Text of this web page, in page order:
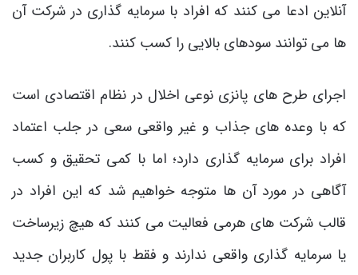
آنلاین ادعا می کنند که افراد با سرمایه گذاری در شرکت آن
ها می توانند سودهای بالایی را کسب کنند.
اجرای طرح های پانزی نوعی اخلال در نظام اقتصادی است
که با وعده های جذاب و غیر واقعی سعی در جلب اعتماد
افراد برای سرمایه گذاری دارد؛ اما با کمی تحقیق و کسب
آگاهی در مورد آن ها متوجه خواهیم شد که این افراد در
قالب شرکت های هرمی فعالیت می کنند که هیچ زیرساخت
یا سرمایه گذاری واقعی ندارند و فقط با پول کاربران جدید